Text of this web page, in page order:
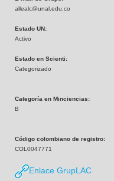
allealc@unal.edu.co
Estado UN:
Activo
Estado en Scienti:
Categorizado
Categoría en Minciencias:
B
Código colombiano de registro:
COL0047771
Enlace GrupLAC